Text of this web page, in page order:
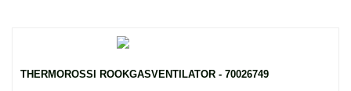
THERMOROSSI ROOKGASVENTILATOR - 70026749